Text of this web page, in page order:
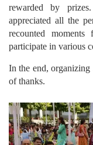
rewarded by
appreciated all the
recounted
participate in various
In the end,
of thanks.